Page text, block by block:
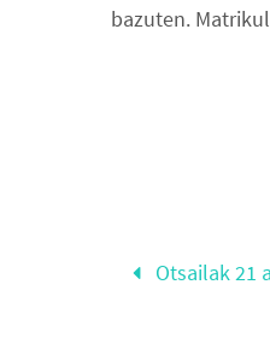
bazuten.
Otsailak 21